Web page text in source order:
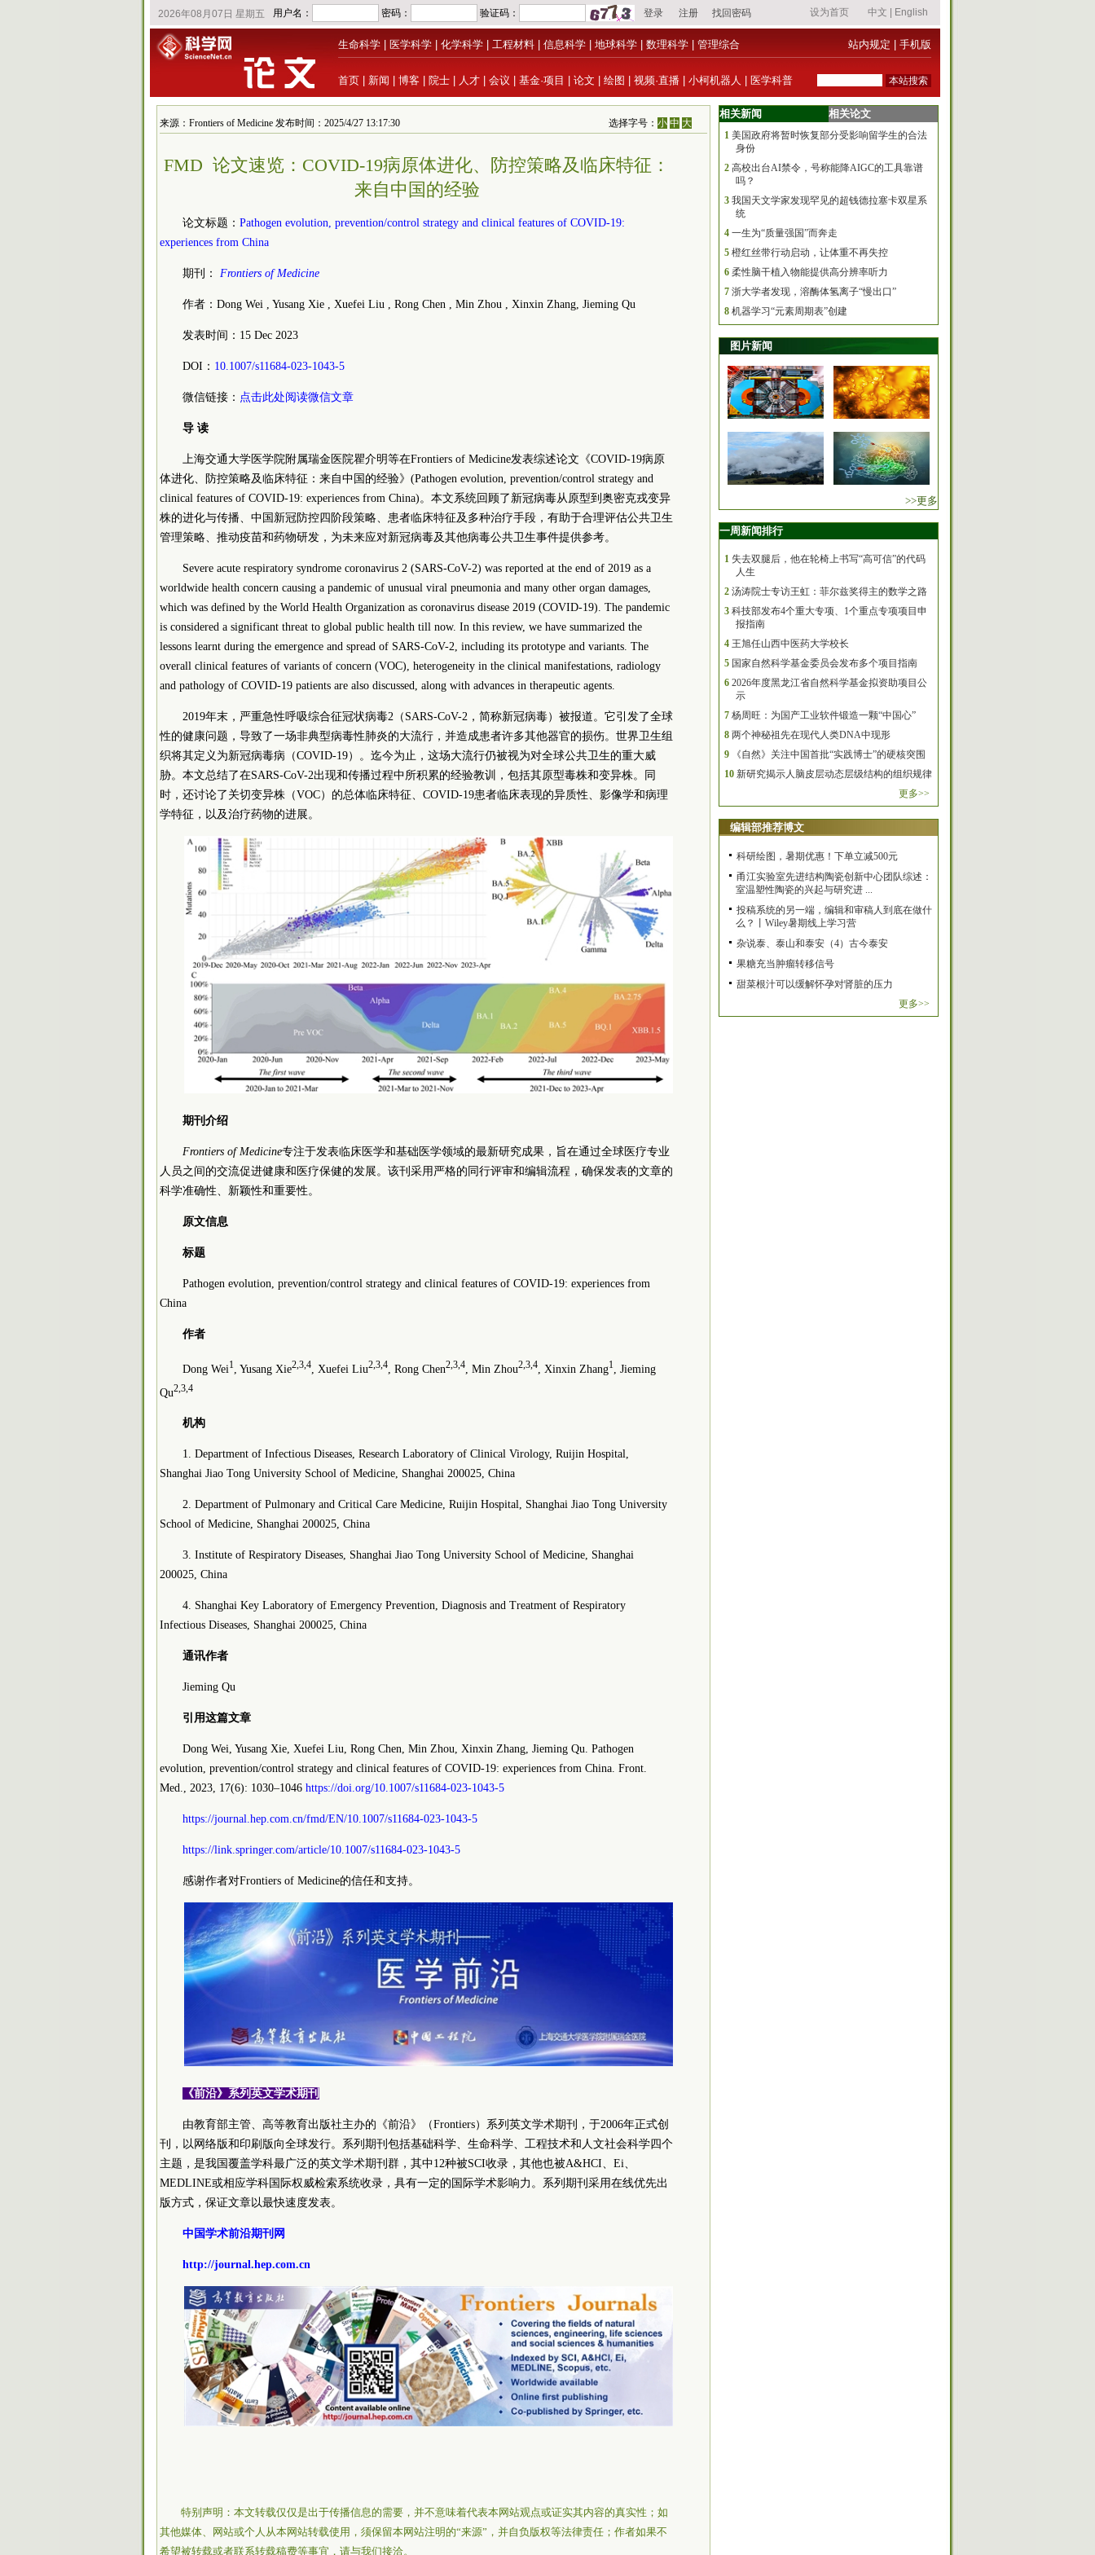
生命科学 医学科学 化学科学 工程材料 信息科学 地球科学 数理科学 管理综合 站内规定 手机版
首页 新闻 博客 院士 人才 会议 基金·项目 论文 绘图 视频·直播 小柯机器人 医学科普
来源：Frontiers of Medicine 发布时间：2025/4/27 13:17:30 选择字号：小 中 大
FMD 论文速览：COVID-19病原体进化、防控策略及临床特征：
来自中国的经验
论文标题： Pathogen evolution, prevention/control strategy and clinical features of COVID-19:
experiences from China
期刊： Frontiers of Medicine
作者：Dong Wei , Yusang Xie , Xuefei Liu , Rong Chen , Min Zhou , Xinxin Zhang, Jieming Qu
发表时间：15 Dec 2023
DOI： 10.1007/s11684-023-1043-5
微信链接： 点击此处阅读微信文章
导 读
上海交通大学医学院附属瑞金医院瞿介明等在Frontiers of Medicine发表综述论文《COVID-19病原
体进化、防控策略及临床特征：来自中国的经验》(Pathogen evolution, prevention/control strategy and
clinical features of COVID-19: experiences from China)。本文系统回顾了新冠病毒从原型到奥密克戎变异
株的进化与传播、中国新冠防控四阶段策略、患者临床特征及多种治疗手段，有助于合理评估公共卫生
管理策略、推动疫苗和药物研发，为未来应对新冠病毒及其他病毒公共卫生事件提供参考。
Severe acute respiratory syndrome coronavirus 2 (SARS-CoV-2) was reported at the end of 2019 as a
worldwide health concern causing a pandemic of unusual viral pneumonia and many other organ damages,
which was defined by the World Health Organization as coronavirus disease 2019 (COVID-19). The pandemic
is considered a significant threat to global public health till now. In this review, we have summarized the
lessons learnt during the emergence and spread of SARS-CoV-2, including its prototype and variants. The
overall clinical features of variants of concern (VOC), heterogeneity in the clinical manifestations, radiology
and pathology of COVID-19 patients are also discussed, along with advances in therapeutic agents.
2019年末，严重急性呼吸综合征冠状病毒2（SARS-CoV-2，简称新冠病毒）被报道。它引发了全球
性的健康问题，导致了一场非典型病毒性肺炎的大流行，并造成患者许多其他器官的损伤。世界卫生组
织将其定义为新冠病毒病（COVID-19）。迄今为止，这场大流行仍被视为对全球公共卫生的重大威
胁。本文总结了在SARS-CoV-2出现和传播过程中所积累的经验教训，包括其原型毒株和变异株。同
时，还讨论了关切变异株（VOC）的总体临床特征、COVID-19患者临床表现的异质性、影像学和病理
学特征，以及治疗药物的进展。
期刊介绍
Frontiers of Medicine专注于发表临床医学和基础医学领域的最新研究成果，旨在通过全球医疗专业
人员之间的交流促进健康和医疗保健的发展。该刊采用严格的同行评审和编辑流程，确保发表的文章的
科学准确性、新颖性和重要性。
原文信息
标题
Pathogen evolution, prevention/control strategy and clinical features of COVID-19: experiences from
China
作者
Dong Wei1 , Yusang Xie2,3,4 , Xuefei Liu2,3,4 , Rong Chen2,3,4 , Min Zhou2,3,4 , Xinxin Zhang1 , Jieming
Qu2,3,4
机构
1. Department of Infectious Diseases, Research Laboratory of Clinical Virology, Ruijin Hospital,
Shanghai Jiao Tong University School of Medicine, Shanghai 200025, China
2. Department of Pulmonary and Critical Care Medicine, Ruijin Hospital, Shanghai Jiao Tong University
School of Medicine, Shanghai 200025, China
3. Institute of Respiratory Diseases, Shanghai Jiao Tong University School of Medicine, Shanghai
200025, China
4. Shanghai Key Laboratory of Emergency Prevention, Diagnosis and Treatment of Respiratory
Infectious Diseases, Shanghai 200025, China
通讯作者
Jieming Qu
引用这篇文章
Dong Wei, Yusang Xie, Xuefei Liu, Rong Chen, Min Zhou, Xinxin Zhang, Jieming Qu. Pathogen
evolution, prevention/control strategy and clinical features of COVID-19: experiences from China. Front.
Med., 2023, 17(6): 1030–1046 https://doi.org/10.1007/s11684-023-1043-5
https://journal.hep.com.cn/fmd/EN/10.1007/s11684-023-1043-5
https://link.springer.com/article/10.1007/s11684-023-1043-5
感谢作者对Frontiers of Medicine的信任和支持。
《前沿》系列英文学术期刊
由教育部主管、高等教育出版社主办的《前沿》（Frontiers）系列英文学术期刊，于2006年正式创
刊，以网络版和印刷版向全球发行。系列期刊包括基础科学、生命科学、工程技术和人文社会科学四个
主题，是我国覆盖学科最广泛的英文学术期刊群，其中12种被SCI收录，其他也被A&HCI、Ei、
MEDLINE或相应学科国际权威检索系统收录，具有一定的国际学术影响力。系列期刊采用在线优先出
版方式，保证文章以最快速度发表。
中国学术前沿期刊网
http://journal.hep.com.cn
特别声明：本文转载仅仅是出于传播信息的需要，并不意味着代表本网站观点或证实其内容的真实性；如
其他媒体、网站或个人从本网站转载使用，须保留本网站注明的“来源”，并自负版权等法律责任；作者如果不
希望被转载或者联系转载稿费等事宜，请与我们接洽。
相关新闻 相关论文
1 美国政府将暂时恢复部分受影响留学生的合法
身份
2 高校出台AI禁令，号称能降AIGC的工具靠谱
吗？
3 我国天文学家发现罕见的超钱德拉塞卡双星系
统
4 一生为“质量强国”而奔走
5 橙红丝带行动启动，让体重不再失控
6 柔性脑干植入物能提供高分辨率听力
7 浙大学者发现，溶酶体氢离子“慢出口”
8 机器学习“元素周期表”创建
图片新闻
>>更多
一周新闻排行
1 失去双腿后，他在轮椅上书写“高可信”的代码
人生
2 汤涛院士专访王虹：菲尔兹奖得主的数学之路
3 科技部发布4个重大专项、1个重点专项项目申
报指南
4 王旭任山西中医药大学校长
5 国家自然科学基金委员会发布多个项目指南
6 2026年度黑龙江省自然科学基金拟资助项目公
示
7 杨周旺：为国产工业软件锻造一颗“中国心”
8 两个神秘祖先在现代人类DNA中现形
9
《自然》关注中国首批“实践博士”的硬核突围
10 新研究揭示人脑皮层动态层级结构的组织规律
更多>>
编辑部推荐博文
科研绘图，暑期优惠！下单立减500元
甬江实验室先进结构陶瓷创新中心团队综述：
室温塑性陶瓷的兴起与研究进 ...
投稿系统的另一端，编辑和审稿人到底在做什
么？丨Wiley暑期线上学习营
杂说泰、泰山和泰安（4）古今泰安
果糖充当肿瘤转移信号
甜菜根汁可以缓解怀孕对肾脏的压力
更多>>